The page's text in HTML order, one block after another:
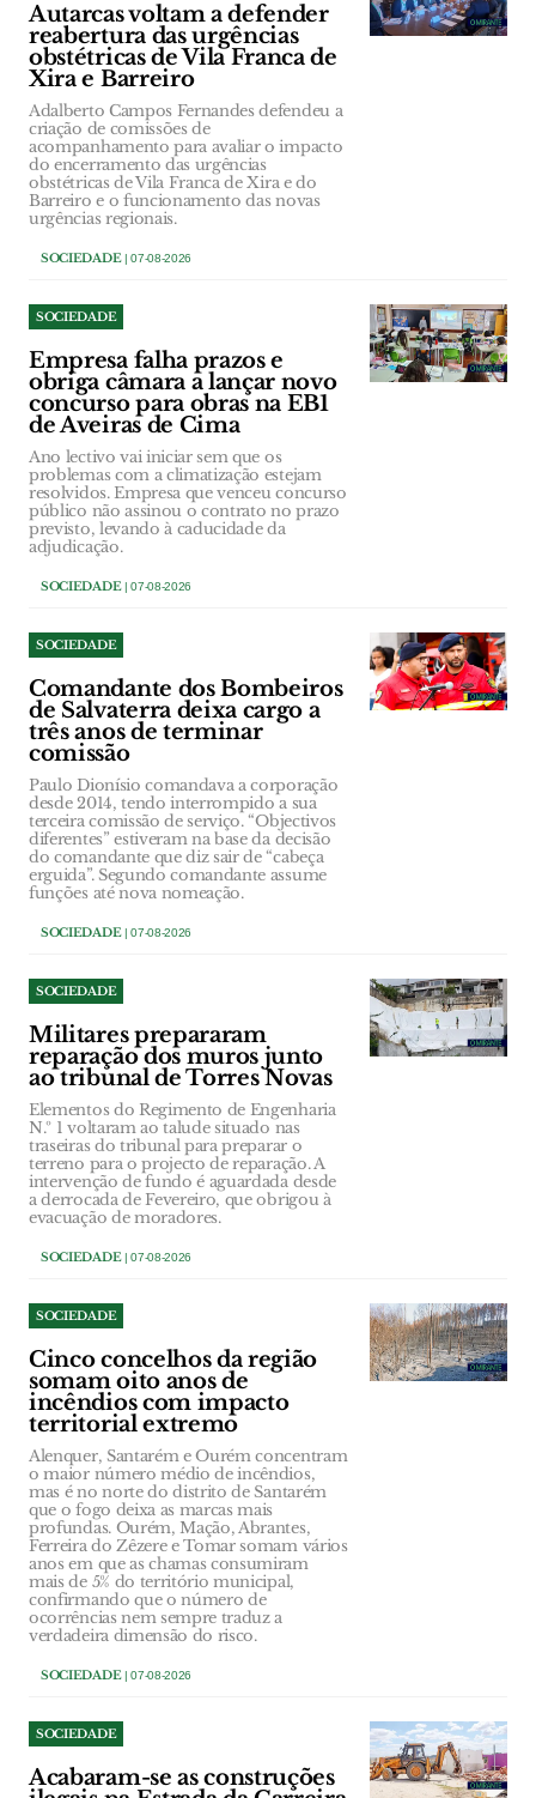
Autarcas voltam a defender
reabertura das urgências
obstétricas de Vila Franca de
Xira e Barreiro
Adalberto Campos Fernandes defendeu a
criação de comissões de
acompanhamento para avaliar o impacto
do encerramento das urgências
obstétricas de Vila Franca de Xira e do
Barreiro e o funcionamento das novas
urgências regionais.
SOCIEDADE| 07-08-2026
SOCIEDADE
Empresa falha prazos e
obriga câmara a lançar novo
concurso para obras na EB1
de Aveiras de Cima
Ano lectivo vai iniciar sem que os
problemas com a climatização estejam
resolvidos. Empresa que venceu concurso
público não assinou o contrato no prazo
previsto, levando à caducidade da
adjudicação.
SOCIEDADE| 07-08-2026
SOCIEDADE
Comandante dos Bombeiros
de Salvaterra deixa cargo a
três anos de terminar
comissão
Paulo Dionísio comandava a corporação
desde 2014, tendo interrompido a sua
terceira comissão de serviço. “Objectivos
diferentes” estiveram na base da decisão
do comandante que diz sair de “cabeça
erguida”. Segundo comandante assume
funções até nova nomeação.
SOCIEDADE| 07-08-2026
SOCIEDADE
Militares prepararam
reparação dos muros junto
ao tribunal de Torres Novas
Elementos do Regimento de Engenharia
N.º 1 voltaram ao talude situado nas
traseiras do tribunal para preparar o
terreno para o projecto de reparação. A
intervenção de fundo é aguardada desde
a derrocada de Fevereiro, que obrigou à
evacuação de moradores.
SOCIEDADE| 07-08-2026
SOCIEDADE
Cinco concelhos da região
somam oito anos de
incêndios com impacto
territorial extremo
Alenquer, Santarém e Ourém concentram
o maior número médio de incêndios,
mas é no norte do distrito de Santarém
que o fogo deixa as marcas mais
profundas. Ourém, Mação, Abrantes,
Ferreira do Zêzere e Tomar somam vários
anos em que as chamas consumiram
mais de 5% do território municipal,
confirmando que o número de
ocorrências nem sempre traduz a
verdadeira dimensão do risco.
SOCIEDADE| 07-08-2026
SOCIEDADE
Acabaram-se as construções